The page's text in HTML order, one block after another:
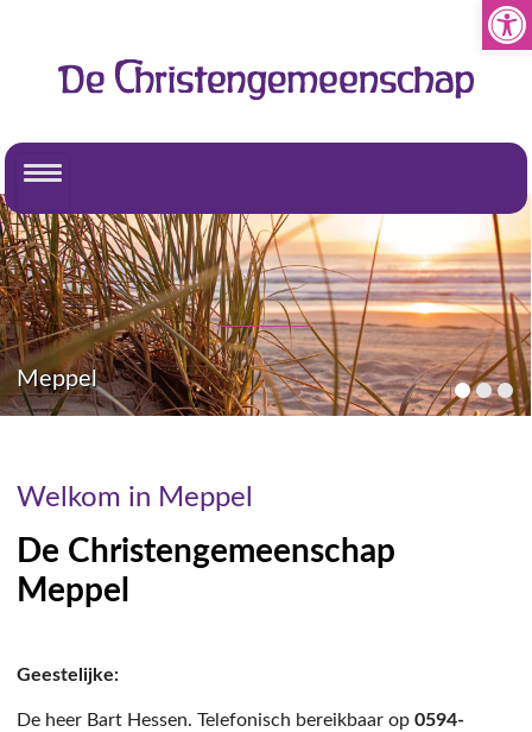
Meppel
Welkom in Meppel
De Christengemeenschap
Meppel
Geestelijke:
De heer Bart Hessen. Telefonisch bereikbaar op0594-